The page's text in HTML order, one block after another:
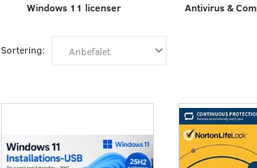
Windows 11 licenser Antivirus &
Sortering: